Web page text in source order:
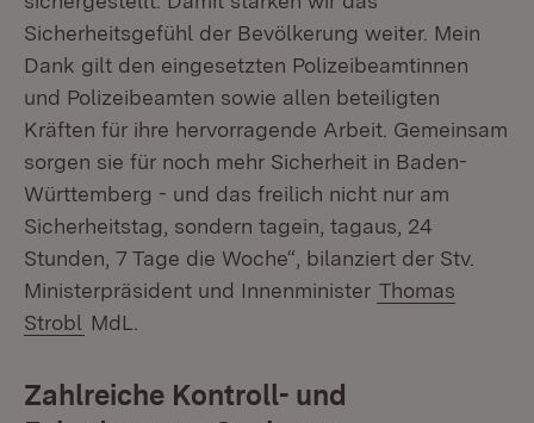
Sicherheitsgefühl der Bevölkerung weiter. Mein
Dank gilt den eingesetzten Polizeibeamtinnen
und Polizeibeamten sowie allen beteiligten
Kräften für ihre hervorragende Arbeit. Gemeinsam
sorgen sie für noch mehr Sicherheit in Baden-
Württemberg - und das freilich nicht nur am
Sicherheitstag, sondern tagein, tagaus, 24
Stunden, 7 Tage die Woche“, bilanziert der Stv.
Ministerpräsident und Innenminister Thomas
Strobl MdL.
Zahlreiche Kontroll- und